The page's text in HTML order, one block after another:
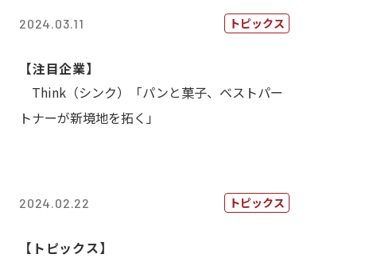
2024.03.11 トピックス
【注目企業】
Think（シンク）「パンと菓子、ベストパー
トナーが新境地を拓く」
2024.02.22 トピックス
【トピックス】